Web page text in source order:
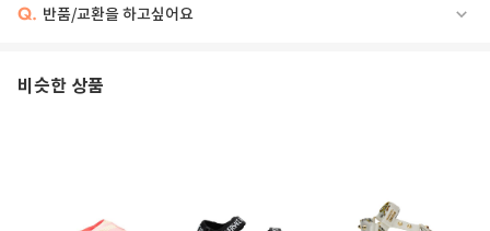
Q. 반품/교환을 하고싶어요
비슷한 상품